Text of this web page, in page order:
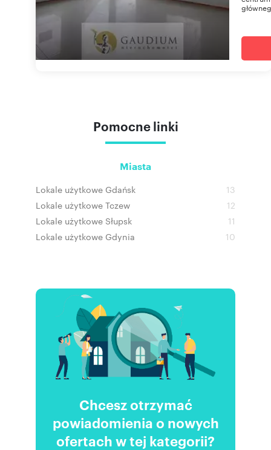
Pomocne linki
Miasta
Lokale użytkowe Gdańsk
13
Lokale użytkowe Tczew
12
Lokale użytkowe Słupsk
11
Lokale użytkowe Gdynia
10
Chcesz otrzymać
powiadomienia o nowych
ofertach w tej kategorii?